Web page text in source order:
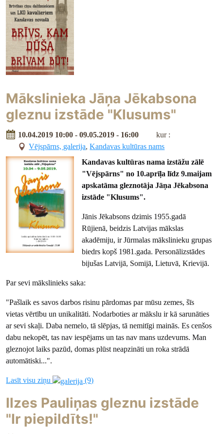
Mākslinieka Jāņa Jēkabsona
gleznu izstāde "Klusums"
10.04.2019 10:00 - 09.05.2019 - 16:00
kur :
Vējspārns, galerija,Kandavas kultūras nams
Kandavas kultūras nama izstāžu zālē
"Vējspārns" no 10.aprīļa līdz 9.maijam
apskatāma gleznotāja Jāņa Jēkabsona
izstāde "Klusums".
Jānis Jēkabsons dzimis 1955.gadā
Rūjienā, beidzis Latvijas mākslas
akadēmiju, ir Jūrmalas mākslinieku grupas
biedrs kopš 1981.gada. Personālizstādes
bijušas Latvijā, Somijā, Lietuvā, Krievijā.
Par sevi mākslinieks saka:
"Pašlaik es savos darbos risinu pārdomas par mūsu zemes, šīs
vietas vērtību un unikalitāti. Nodarboties ar mākslu ir kā sarunāties
ar sevi skaļi. Daba nemelo, tā slēpjas, tā nemitīgi mainās. Es cenšos
dabu nekopēt, tas nav iespējams un tas nav mans uzdevums. Man
gleznojot laiks pazūd, domas plūst neapzināti un roka strādā
automātiski...".
Lasīt visu ziņu (9)
Ilzes Pauliņas gleznu izstāde
"Ir piepildīts!"